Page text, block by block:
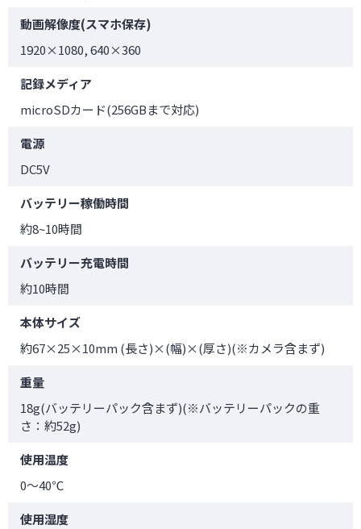
動画解像度(スマホ保存)
1920×1080, 640×360
記録メディア
microSDカード(256GBまで対応)
電源
DC5V
バッテリー稼働時間
約8~10時間
バッテリー充電時間
約10時間
本体サイズ
約67×25×10mm (長さ)×(幅)×(厚さ)(※カメラ含まず)
重量
18g(バッテリーパック含まず)(※バッテリーパックの重
さ：約52g)
使用温度
0～40℃
使用湿度